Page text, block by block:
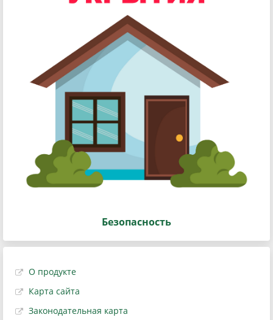
Безопасность
О продукте
Карта сайта
Законодательная карта